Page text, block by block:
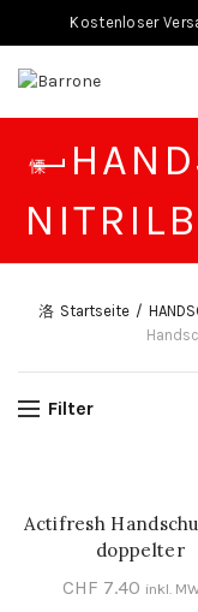
Kostenloser
Startseite
Filter
IN DEN
Actifresh
doppelter
Nitrilbeschichtung
CHF 7.40 inkl.